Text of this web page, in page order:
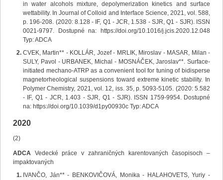
in water alcohols mixture, depolymerization kinetics and surface
wettability. In Journal of Colloid and Interface Science, 2021, vol. 588,
p. 196-208. (2020: 8.128 - IF, Q1 - JCR, 1.538 - SJR, Q1 - SJR). ISSN
0021-9797. Dostupné na: https://doi.org/10.1016/j.jcis.2020.12.048
Typ: ADCA
CVEK, Martin** - KOLLÁR, Jozef - MRLIK, Miroslav - MASAR, Milan -
SULY, Pavol - URBANEK, Michal - MOSNÁČEK, Jaroslav**. Surface-
initiated mechano-ATRP as a convenient tool for tuning of bidisperse
magnetorheological suspensions toward extreme kinetic stability. In
Polymer Chemistry, 2021, vol. 12, iss. 35, p. 5093-5105. (2020: 5.582
- IF, Q1 - JCR, 1.403 - SJR, Q1 - SJR). ISSN 1759-9954. Dostupné
na: https://doi.org/10.1039/d1py00930c Typ: ADCA
2020
(2)
ADCA Vedecké práce v zahraničných karentovaných časopisoch –
impaktovaných
IVANČO, Ján** - BENKOVIČOVÁ, Monika - HALAHOVETS, Yuriy -